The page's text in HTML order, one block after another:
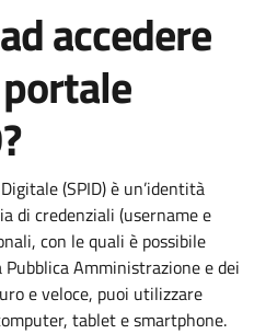
accedere
(SPID) è un’identità
di credenziali (username e
con le quali è possibile
Amministrazione e dei
e veloce, puoi utilizzare
tablet e smartphone.